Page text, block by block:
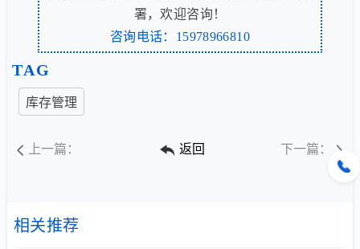
署，欢迎咨询！
咨询电话：15978966810
TAG
库存管理
上一篇： 返回 下一篇：
相关推荐